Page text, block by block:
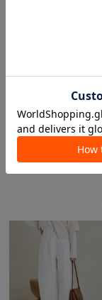
SALE 手洗い可 
mystic
【シーズン問わず着まわせる】4wayブラウス
2,673